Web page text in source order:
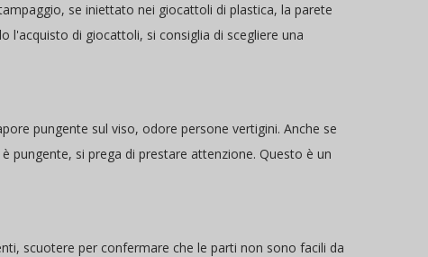
se iniettato nei giocattoli di plastica, la parete
l'acquisto di giocattoli, si consiglia di scegliere una
pungente sul viso, odore persone vertigini. Anche se
pungente, si prega di prestare attenzione. Questo è un
scuotere per confermare che le parti non sono facili da